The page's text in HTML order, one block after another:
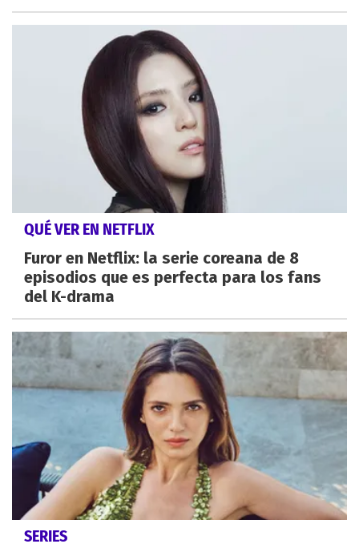
QUÉ VER EN NETFLIX
Furor en Netflix: la serie coreana de 8
episodios que es perfecta para los fans
del K-drama
SERIES